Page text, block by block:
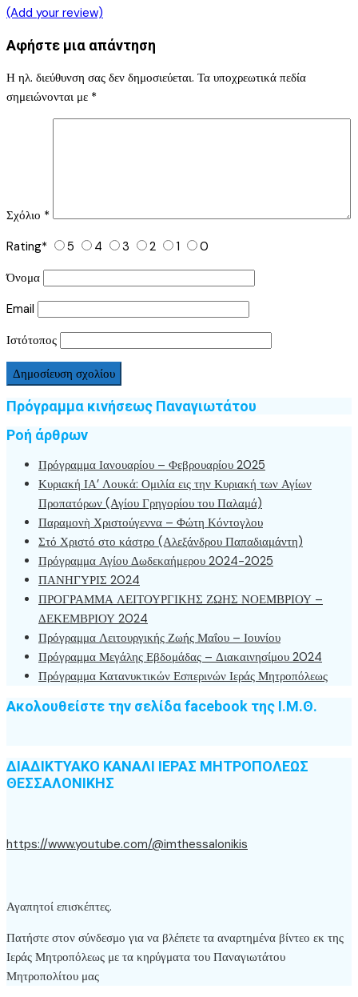
(Add your review)
Αφήστε μια απάντηση
Η ηλ. διεύθυνση σας δεν δημοσιεύεται. Τα υποχρεωτικά πεδία
σημειώνονται με *
Σχόλιο *
Rating* 5 4 3 2 1
0
Όνομα
Email
Ιστότοπος
Πρόγραμμα κινήσεως Παναγιωτάτου
Ροή άρθρων
Πρόγραμμα Ιανουαρίου – Φεβρουαρίου 2025
Κυριακή ΙΑ’ Λουκά: Ομιλία εις την Κυριακή των Αγίων
Προπατόρων (Αγίου Γρηγορίου του Παλαμά)
Παραμονὴ Χριστούγεννα – Φώτη Κόντογλου
Στό Χριστό στο κάστρο (Αλεξάνδρου Παπαδιαμάντη)
Πρόγραμμα Αγίου Δωδεκαήμερου 2024-2025
ΠΑΝΗΓΥΡΙΣ 2024
ΠΡΟΓΡΑΜΜΑ ΛΕΙΤΟΥΡΓΙΚΗΣ ΖΩΗΣ ΝΟΕΜΒΡΙΟΥ –
ΔΕΚΕΜΒΡΙΟΥ 2024
Πρόγραμμα Λειτουργικής Ζωής Μαΐου – Ιουνίου
Πρόγραμμα Μεγάλης Εβδομάδας – Διακαινησίμου 2024
Πρόγραμμα Κατανυκτικών Εσπερινών Ιεράς Μητροπόλεως
Ακολουθείστε την σελίδα facebook της Ι.Μ.Θ.
ΔΙΑΔΙΚΤΥΑΚΟ ΚΑΝΑΛΙ ΙΕΡΑΣ ΜΗΤΡΟΠΟΛΕΩΣ
ΘΕΣΣΑΛΟΝΙΚΗΣ
https://www.youtube.com/@imthessalonikis
Αγαπητοί επισκέπτες.
Πατήστε στον σύνδεσμο για να βλέπετε τα αναρτημένα βίντεο εκ της
Ιεράς Μητροπόλεως με τα κηρύγματα του Παναγιωτάτου
Μητροπολίτου μας